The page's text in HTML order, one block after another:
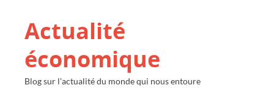
Actualité
économique
Blog sur l'actualité du monde qui nous entoure